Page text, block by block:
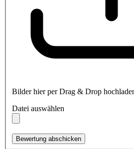
Bilder hier per Drag & Drop
Datei auswählen
Bewertung abschicken